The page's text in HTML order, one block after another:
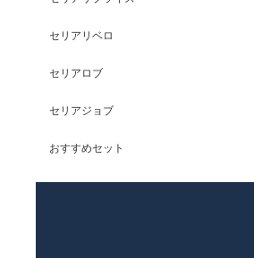
セリアリベロ
セリアロブ
セリアジョブ
おすすめセット